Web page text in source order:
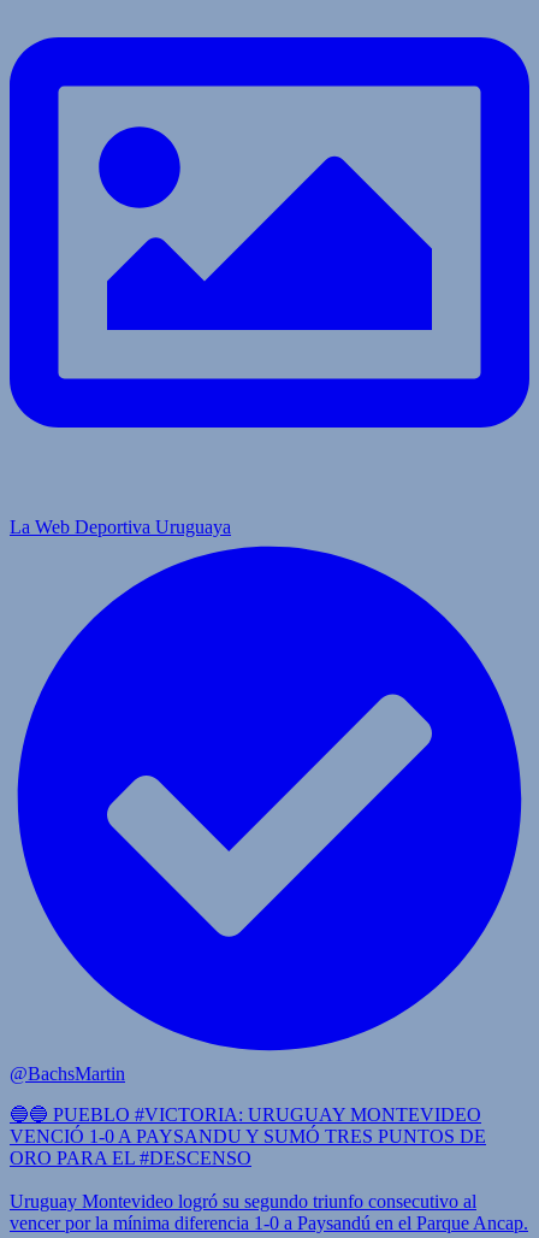
La Web Deportiva Uruguaya
@BachsMartin
🔵🔵 PUEBLO #VICTORIA: URUGUAY MONTEVIDEO
VENCIÓ 1-0 A PAYSANDU Y SUMÓ TRES PUNTOS DE
ORO PARA EL #DESCENSO
Uruguay Montevideo logró su segundo triunfo consecutivo al
vencer por la mínima diferencia 1-0 a Paysandú en el Parque Ancap.